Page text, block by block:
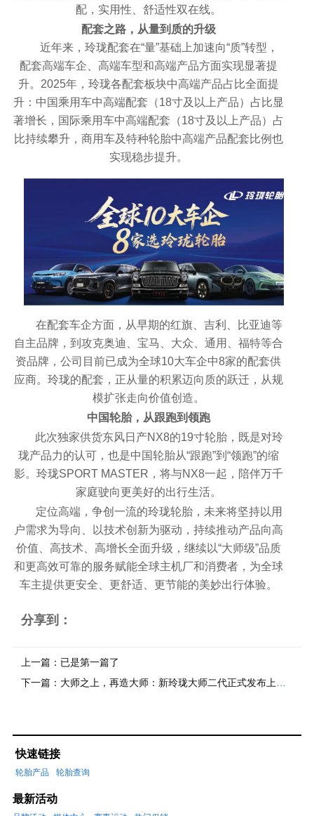
配，实用性、舒适性双在线。
配套之路，从量到质的升级
近年来，玲珑配套在“量”基础上加速向“质”转型，
配套高端车企、高端车型和高端产品方面实现显著提
升。2025年，玲珑各配套板块中高端产品占比全面提
升：中国乘用车中高端配套（18寸及以上产品）占比显
著增长，国际乘用车中高端配套（18寸及以上产品）占
比持续攀升，商用车及特种轮胎中高端产品配套比例也
实现稳步提升。
在配套车企方面，从早期的红旗、吉利、比亚迪等
自主品牌，到攻克奥迪、宝马、大众、通用、福特等合
资品牌，公司目前已成为全球10大车企中8家的配套供
应商。玲珑的配套，正从量的积累迈向质的跃迁，从规
模扩张走向价值创造。
中国轮胎，从跟跑到领跑
此次独家供货东风日产NX8的19寸轮胎，既是对玲
珑产品力的认可，也是中国轮胎从“跟跑”到“领跑”的缩
影。玲珑SPORT MASTER，将与NX8一起，陪伴万千
家庭驶向更美好的出行生活。
定位高端，争创一流的玲珑轮胎，未来将坚持以用
户需求为导向、以技术创新为驱动，持续推动产品向高
价值、高技术、高增长全面升级，继续以“大师级”品质
和更高效可靠的服务赋能全球主机厂和消费者，为全球
车主提供更安全、更舒适、更节能的美妙出行体验。
分享到：
上一篇： 已是第一篇了
下一篇： 大师之上，再造大师：新玲珑大师二代正式发布上市！
快速链接
轮胎产品 轮胎查询
最新活动